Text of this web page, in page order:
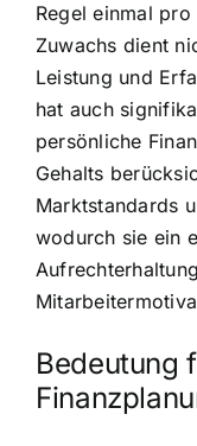
Regel einmal
Zuwachs dient
Leistung und
hat auch
persönliche
Gehalts
Marktstandards
wodurch sie ein
Bedeutung